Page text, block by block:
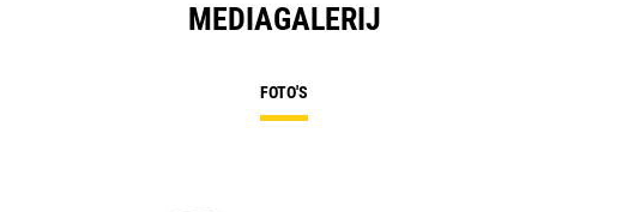
MEDIAGALERIJ
FOTO'S